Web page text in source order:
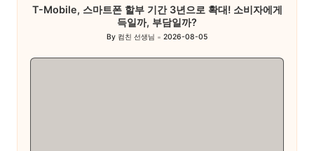
T-Mobile, 스마트폰 할부 기간 3년으로 확대! 소비자에게
득일까, 부담일까?
Posted
By 컴친 선생님 2026-08-05